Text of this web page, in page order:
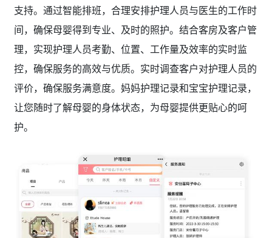
支持。通过智能排班，合理安排护理人员与医生的工作时
间，确保母婴得到专业、及时的照护。结合客房及客户管
理，实现护理人员考勤、位置、工作量及效率的实时监
控，确保服务的高效与优质。实时调查客户对护理人员的
评价，确保服务满意度。妈妈护理记录和宝宝护理记录，
让您随时了解母婴的身体状态，为母婴提供更贴心的呵
护。